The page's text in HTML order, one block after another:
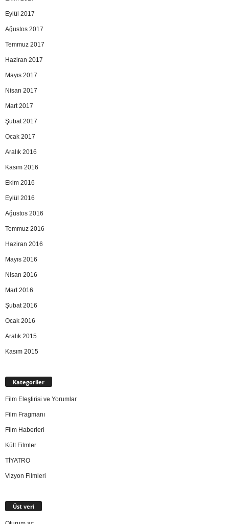
Eylül 2017
Ağustos 2017
Temmuz 2017
Haziran 2017
Mayıs 2017
Nisan 2017
Mart 2017
Şubat 2017
Ocak 2017
Aralık 2016
Kasım 2016
Ekim 2016
Eylül 2016
Ağustos 2016
Temmuz 2016
Haziran 2016
Mayıs 2016
Nisan 2016
Mart 2016
Şubat 2016
Ocak 2016
Aralık 2015
Kasım 2015
Kategoriler
Film Eleştirisi ve Yorumlar
Film Fragmanı
Film Haberleri
Kült Filmler
TİYATRO
Vizyon Filmleri
Üst veri